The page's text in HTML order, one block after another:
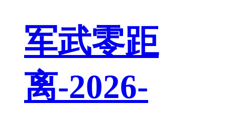
军武零距
离-2026-